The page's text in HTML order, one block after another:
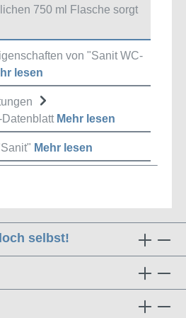
750 ml Flasche sorgt
von "Sanit WC-
lesen
Datenblatt Mehr lesen
Mehr lesen
selbst!